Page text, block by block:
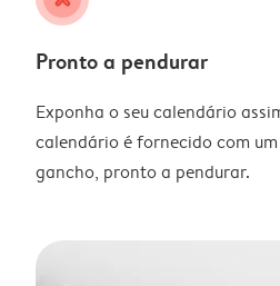
Pronto a pendurar
Exponha o seu calendário
calendário é fornecido com
gancho, pronto a pendurar.